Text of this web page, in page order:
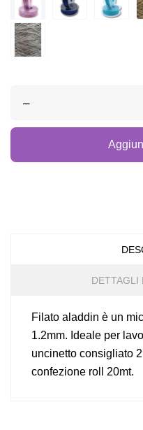
–
DETTAGLI
Filato aladdin è un
1.2mm. Ideale per
uncinetto consigliato
confezione roll 20mt.